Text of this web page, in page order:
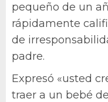
pequeño de un
rápidamente
de
padre.
Expresó «usted
traer a un bebé